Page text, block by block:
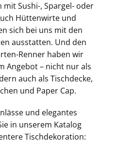
Sushi-, Spargel- oder
Hüttenwirte und
sich bei uns mit den
ausstatten. Und den
Renner haben wir
Angebot – nicht nur als
auch als Tischdecke,
und Paper Cap.
und elegantes
in unserem Katalog
Tischdekoration: